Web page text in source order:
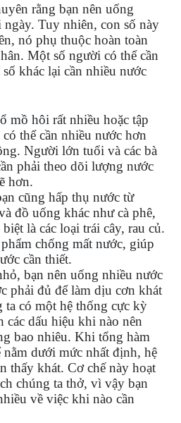
rằng bạn nên uống
Tuy nhiên, con số này
nó phụ thuộc hoàn toàn
Một số người có thể cần
khác lại cần nhiều nước
mồ hôi rất nhiều hoặc tập
thể cần nhiều nước hơn
Người lớn tuổi và các bà
phải theo dõi lượng nước
hơn.
cũng hấp thụ nước từ
đồ uống khác như cà phê,
là các loại trái cây, rau củ.
chống mất nước, giúp
cần thiết.
bạn nên uống nhiều nước
phải đủ để làm dịu cơn khát
ta có một hệ thống cực kỳ
các dấu hiệu khi nào nên
bao nhiêu. Khi tổng hàm
dưới mức nhất định, hệ
thấy khát. Cơ chế này hoạt
chúng ta thở, vì vậy bạn
về việc khi nào cần